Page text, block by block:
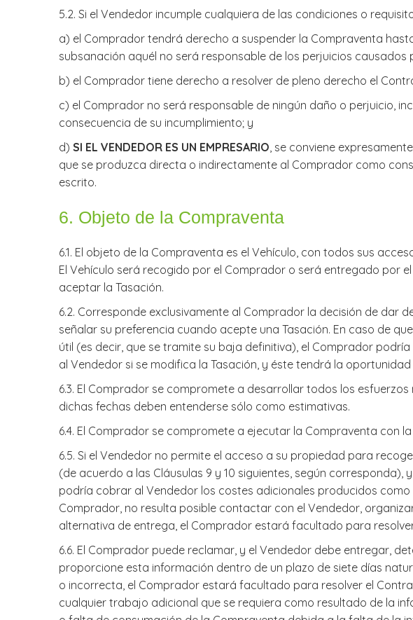
​5.2. Si el Vendedor incumple cualquiera de las condiciones o
​a) el Comprador tendrá derecho a suspender la Compraventa
subsanación aquél no será responsable de los perjuicios
b) el Comprador tiene derecho a resolver de pleno derecho el
c) el Comprador no será responsable de ningún daño o perjuicio,
consecuencia de su incumplimiento; y
d) SI EL VENDEDOR ES UN EMPRESARIO, se conviene
que se produzca directa o indirectamente al Comprador como
escrito.
​6. Objeto de la Compraventa
6.1. El objeto de la Compraventa es el Vehículo, con todos sus
El Vehículo será recogido por el Comprador o será entregado por
aceptar la Tasación.
​6.2. Corresponde exclusivamente al Comprador la decisión de dar
señalar su preferencia cuando acepte una Tasación. En caso de
útil (es decir, que se tramite su baja definitiva), el Comprador
al Vendedor si se modifica la Tasación, y éste tendrá la
​6.3. El Comprador se compromete a desarrollar todos los
dichas fechas deben entenderse sólo como estimativas.
6.4. El Comprador se compromete a ejecutar la Compraventa con
6.5. Si el Vendedor no permite el acceso a su propiedad para
(de acuerdo a las Cláusulas 9 y 10 siguientes, según
podría cobrar al Vendedor los costes adicionales producidos
Comprador, no resulta posible contactar con el Vendedor,
alternativa de entrega, el Comprador estará facultado para
6.6. El Comprador puede reclamar, y el Vendedor debe entregar,
proporcione esta información dentro de un plazo de siete días
o incorrecta, el Comprador estará facultado para resolver el
cualquier trabajo adicional que se requiera como resultado de la